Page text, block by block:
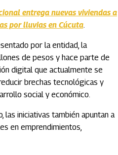
entrega nuevas viviendas a
por lluvias en Cúcuta.
por la entidad, la
de pesos y hace parte de
digital que actualmente se
brechas tecnológicas y
social y económico.
las iniciativas también apuntan a
en emprendimientos,